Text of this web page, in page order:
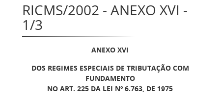
RICMS/2002 - ANEXO XVI -
1/3
ANEXO XVI
DOS REGIMES ESPECIAIS DE TRIBUTAÇÃO COM
FUNDAMENTO
NO ART. 225 DA LEI Nº 6.763, DE 1975